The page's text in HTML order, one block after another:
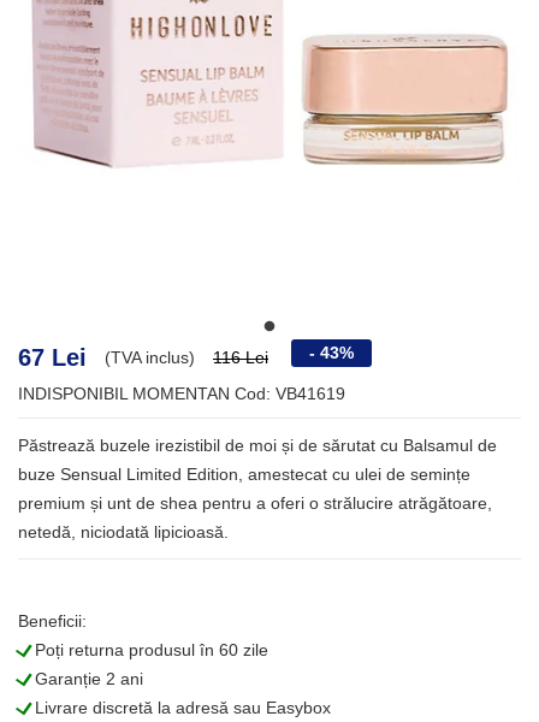
67 Lei (TVA inclus) 116 Lei - 43%
INDISPONIBIL MOMENTAN Cod: VB41619
Păstrează buzele irezistibil de moi și de sărutat cu Balsamul de
buze Sensual Limited Edition, amestecat cu ulei de semințe
premium și unt de shea pentru a oferi o strălucire atrăgătoare,
netedă, niciodată lipicioasă.
Beneficii:
LPoți returna produsul în 60 zile
LGaranție 2 ani
LLivrare discretă la adresă sau Easybox